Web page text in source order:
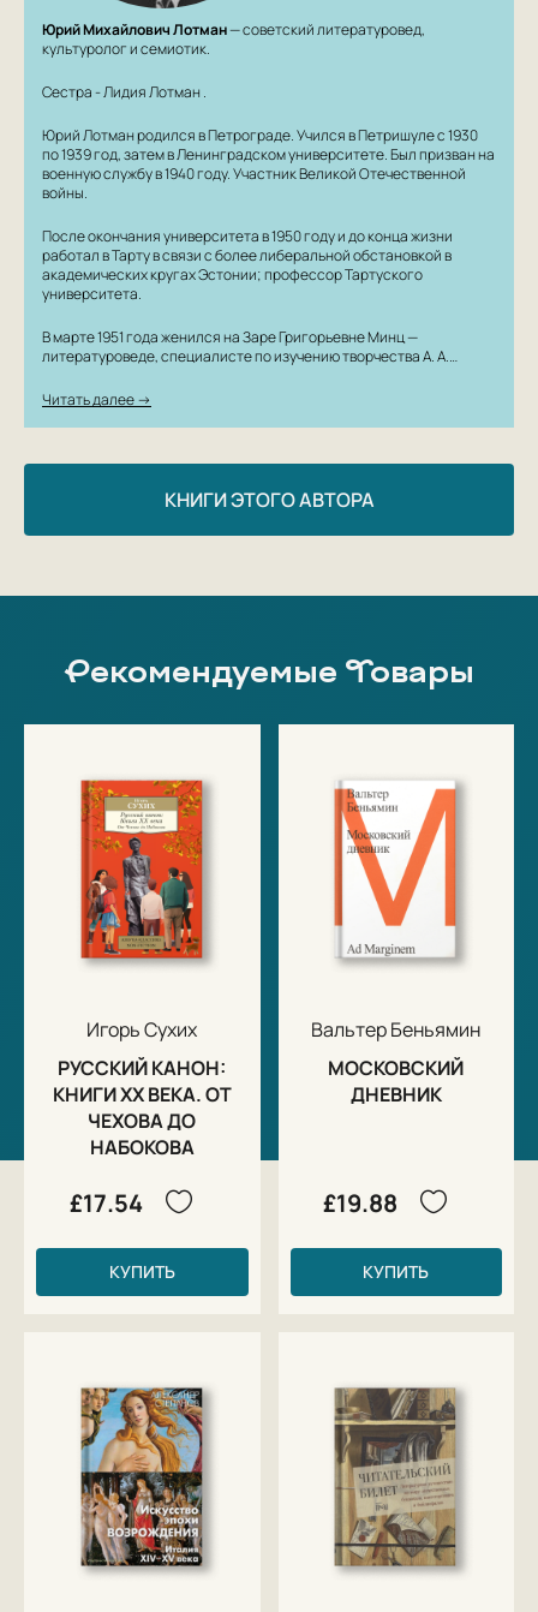
Юрий Михайлович Лотман— советский литературовед,
культуролог и семиотик.
Сестра -Лидия Лотман.
Юрий Лотман родился в Петрограде. Учился в Петришуле с 1930
по 1939 год, затем в Ленинградском университете. Был призван на
военную службу в 1940 году. Участник Великой Отечественной
войны.
После окончания университета в 1950 году и до конца жизни
работал в Тарту в связи с более либеральной обстановкой в
академических кругах Эстонии; профессор Тартуского
университета.
В марте 1951 года женился на Заре Григорьевне Минц —
литературоведе, специалисте по изучению творчества А. А.…
Читать далее →
КНИГИ ЭТОГО АВТОРА
Рекомендуемые Товары
Игорь Сухих
РУССКИЙ КАНОН:
КНИГИ ХХ ВЕКА. ОТ
ЧЕХОВА ДО
НАБОКОВА
£17.54
КУПИТЬ
Вальтер Беньямин
МОСКОВСКИЙ
ДНЕВНИК
£19.88
КУПИТЬ